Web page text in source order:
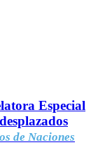
Especial
de Naciones